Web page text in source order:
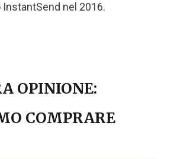
nel 2016.
OPINIONE:
COMPRARE